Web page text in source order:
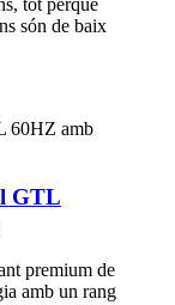
tot perquè
són de baix
GTL
premium de
amb un rang